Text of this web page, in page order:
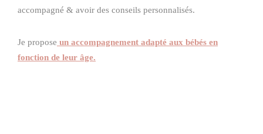
accompagné & avoir des conseils personnalisés.
Je propose un accompagnement adapté aux bébés en
fonction de leur âge.